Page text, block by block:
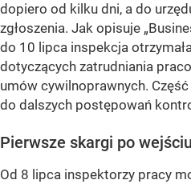
dopiero od kilku dni, a do
zgłoszenia. Jak opisuje
do 10 lipca inspekcja
dotyczących zatrudniania
umów cywilnoprawnych.
do dalszych postępowań
Pierwsze skargi po
Od 8 lipca inspektorzy pracy